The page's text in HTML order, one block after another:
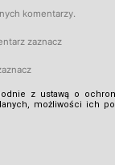
komentarzy.
zaznacz
z ustawą o
możliwości ich